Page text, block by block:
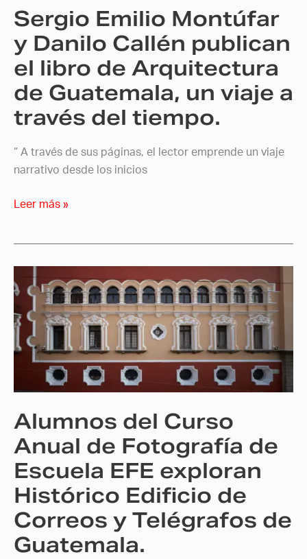
Sergio Emilio Montúfar
y Danilo Callén publican
el libro de Arquitectura
de Guatemala, un viaje a
través del tiempo.
“ A través de sus páginas, el lector emprende un viaje
narrativo desde los inicios
libro
Arquitectura
de
Guatemala,
un
viaje
través
del
Leer más »
Alumnos del Curso
Anual de Fotografía de
Escuela EFE exploran
Histórico Edificio de
Correos y Telégrafos de
Guatemala.
Alumnos
del
Curso
Anual
de
Fotografía
EFE
Histórico
Edificio
de
Correos
y
Telégrafos